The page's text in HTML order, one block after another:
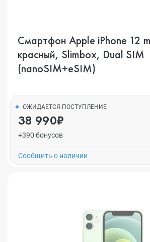
Смартфон Apple iPhone 12
красный, Slimbox, Dual SIM
(nanoSIM+eSIM)
ОЖИДАЕТСЯ ПОСТУПЛЕНИЕ
38 990₽
+390 бонусов
Cообщить о наличии